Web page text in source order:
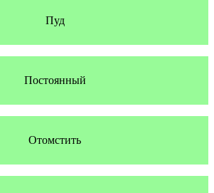
Пуд
Постоянный
Отомстить